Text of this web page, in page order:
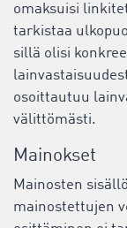
omaksuisi
tarkistaa
sillä olisi
osoittautuu
välittömästi.
Mainokset
Mainosten
mainostettujen